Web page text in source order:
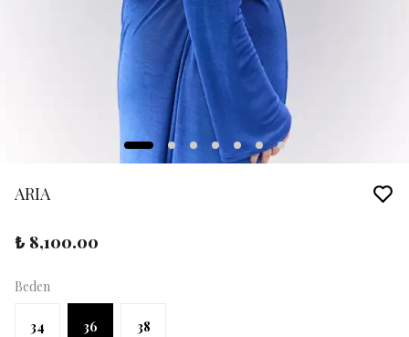
ARIA
₺ 8,100.00
Beden
34 36 38